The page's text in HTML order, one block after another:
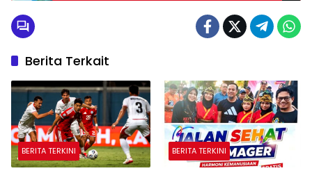
Berita Terkait
BERITA TERKINI BERITA TERKINI